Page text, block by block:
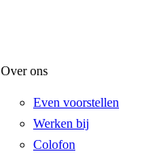
Over ons
Even voorstellen
Werken bij
Colofon